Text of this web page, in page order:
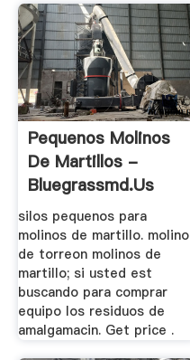
Pequenos Molinos
De Martillos -
Bluegrassmd.us
silos pequenos para
molinos de martillo. molino
de torreon molinos de
martillo; si usted est
buscando para comprar
equipo los residuos de
amalgamacin. Get price .